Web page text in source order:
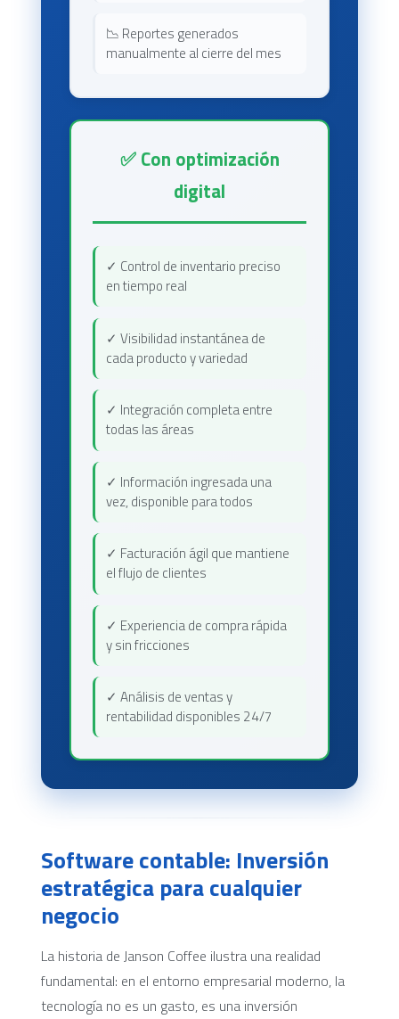
📉 Reportes generados
manualmente al cierre del mes
✅ Con optimización
digital
✓ Control de inventario preciso
en tiempo real
✓ Visibilidad instantánea de
cada producto y variedad
✓ Integración completa entre
todas las áreas
✓ Información ingresada una
vez, disponible para todos
✓ Facturación ágil que mantiene
el flujo de clientes
✓ Experiencia de compra rápida
y sin fricciones
✓ Análisis de ventas y
rentabilidad disponibles 24/7
Software contable: Inversión
estratégica para cualquier
negocio
La historia de Janson Coffee ilustra una realidad
fundamental: en el entorno empresarial moderno, la
tecnología no es un gasto, es una inversión